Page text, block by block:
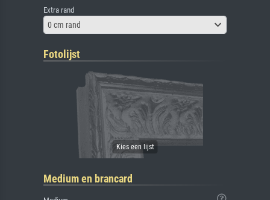
Extra rand
0 cm rand
Fotolijst
Medium en brancard